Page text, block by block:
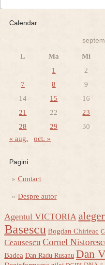
Calendar
L Ma Mi
1
2
7
8 9
14
15 16
21
22 23
28
29 30
« aug. oct. »
Pagini
Contact
Despre autor
Agentul VICTORIA
Basescu Bogdan Chirieac
Ceausescu Cornel
Badea Dan Radu Rusanu Dan